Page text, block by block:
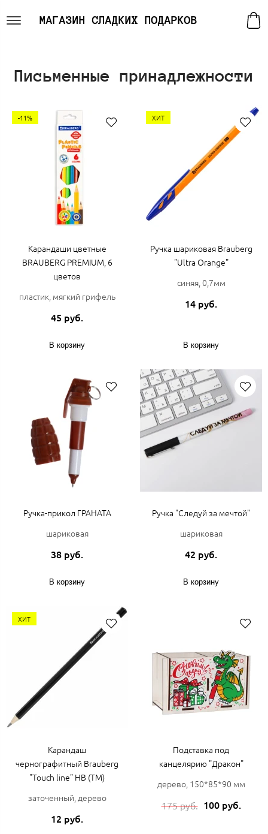
МАГАЗИН СЛАДКИХ ПОДАРКОВ
Письменные принадлежности
-11%
Карандаши цветные
BRAUBERG PREMIUM, 6
цветов
пластик, мягкий грифель
45 руб.
В корзину
ХИТ
Ручка шариковая Brauberg
"Ultra Orange"
синяя, 0,7мм
14 руб.
В корзину
Ручка-прикол ГРАНАТА
шариковая
38 руб.
В корзину
Ручка "Следуй за мечтой"
шариковая
42 руб.
В корзину
ХИТ
Карандаш
чернографитный Brauberg
"Touch line" НВ (ТМ)
заточенный, дерево
12 руб.
Подставка под
канцелярию "Дракон"
дерево, 150*85*90 мм
175 руб. 100 руб.